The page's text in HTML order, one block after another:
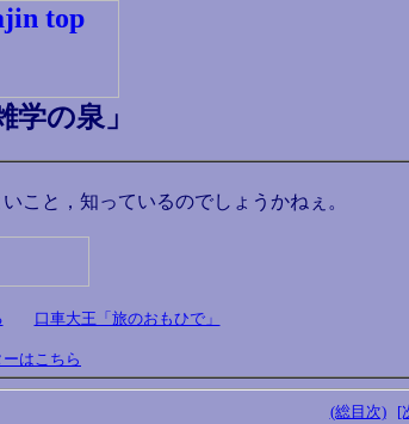
学の泉」
こと，知っているのでしょうかねぇ。
口車大王「旅のおもひで」
はこちら
(総目次) [